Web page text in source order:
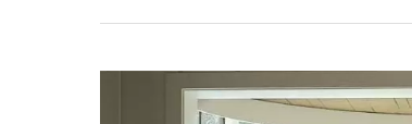
Dengan